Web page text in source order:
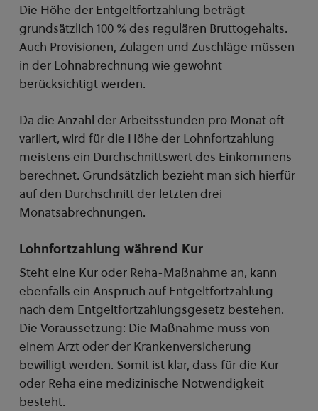
Die Höhe der Entgeltfortzahlung beträgt
grundsätzlich 100 % des regulären Bruttogehalts.
Auch Provisionen, Zulagen und Zuschläge müssen
in der Lohnabrechnung wie gewohnt
berücksichtigt werden.
Da die Anzahl der Arbeitsstunden pro Monat oft
variiert, wird für die Höhe der Lohnfortzahlung
meistens ein Durchschnittswert des Einkommens
berechnet. Grundsätzlich bezieht man sich hierfür
auf den Durchschnitt der letzten drei
Monatsabrechnungen.
Lohnfortzahlung während Kur
Steht eine Kur oder Reha-Maßnahme an, kann
ebenfalls ein Anspruch auf Entgeltfortzahlung
nach dem Entgeltfortzahlungsgesetz bestehen.
Die Voraussetzung: Die Maßnahme muss von
einem Arzt oder der Krankenversicherung
bewilligt werden. Somit ist klar, dass für die Kur
oder Reha eine medizinische Notwendigkeit
besteht.